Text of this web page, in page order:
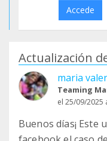
Accede
Actualización
maria
Teaming
el 25/09/2025
Buenos días¡